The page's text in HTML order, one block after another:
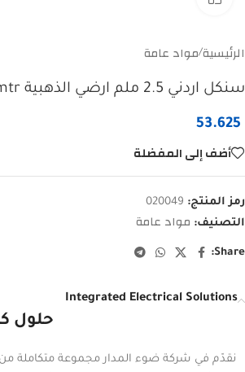
الرئيسية/مواد عامة
سنكل اردني 2.5 ملم ارضي الذهبية gcci 91.4mtr
53.625
أضف إلى المفضلة
رمز المنتج: 020049
التصنيف: مواد عامة
Share:
Integrated Electrical Solutions
حلول
نقدّم في شركة ضوء المدار مجموعة متكاملة من